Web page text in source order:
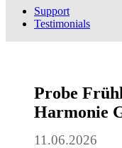
Support
Testimonials
Probe
Harmonie
11.06.2026